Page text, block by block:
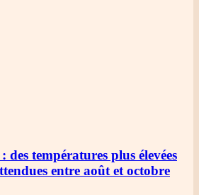
des températures plus élevées
entre août et octobre